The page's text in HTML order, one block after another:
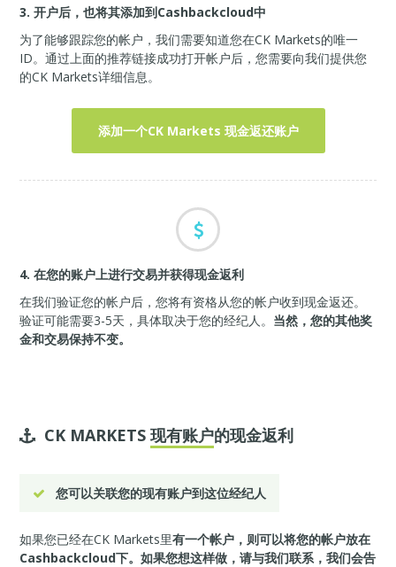
3. 开户后，也将其添加到Cashbackcloud中
为了能够跟踪您的帐户，我们需要知道您在CK Markets的唯一
ID。通过上面的推荐链接成功打开帐户后，您需要向我们提供您
的CK Markets详细信息。
添加一个CK Markets 现金返还账户
4. 在您的账户上进行交易并获得现金返利
在我们验证您的帐户后，您将有资格从您的帐户收到现金返还。
验证可能需要3-5天，具体取决于您的经纪人。 当然，您的其他奖
金和交易保持不变。
CK MARKETS现有账户的现金返利
您可以关联您的现有账户到这位经纪人
如果您已经在CK Markets里有一个帐户，则可以将您的帐户放在
Cashbackcloud下。如果您想这样做，请与我们联系，我们会告